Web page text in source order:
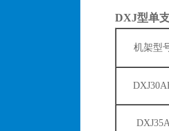
DXJ型单
机架型